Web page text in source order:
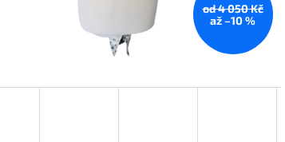
od 4 050 Kč
až –10 %